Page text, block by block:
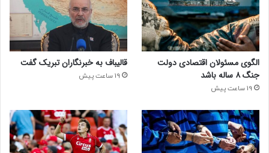
الگوی مسئولان اقتصادی دولت
جنگ ۸ ساله باشد
19 ساعت پیش
قالیباف به خبرنگاران تبریک گفت
19 ساعت پیش